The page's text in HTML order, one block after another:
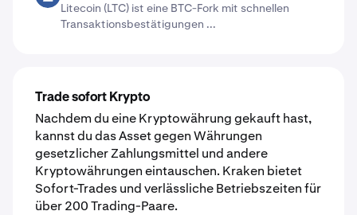
Litecoin (LTC) ist eine BTC-Fork mit schnellen
Transaktionsbestätigungen ...
Trade sofort Krypto
Nachdem du eine Kryptowährung gekauft hast,
kannst du das Asset gegen Währungen
gesetzlicher Zahlungsmittel und andere
Kryptowährungen eintauschen. Kraken bietet
Sofort-Trades und verlässliche Betriebszeiten für
über 200 Trading-Paare.